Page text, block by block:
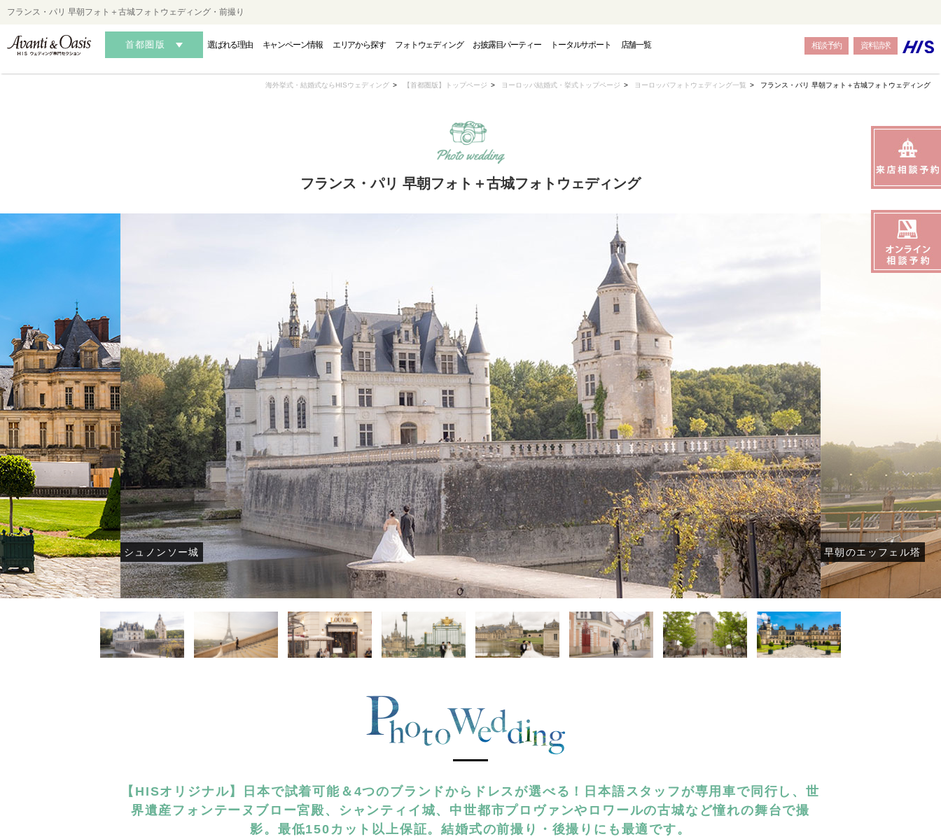
フランス・パリ 早朝フォト＋古城フォトウェディング・前撮り
首都圏版 選ばれる理由 キャンペーン情報
CAMPAIGN
-ハワイ結婚式・挙式- -沖縄結婚式・挙式- -グアム結婚式・挙式- -ヨーロッパ結婚式・挙式-
-オーストラリア・ニュージーラン
MALDIVES・SOUTH PACIFIC
-モルディブ･南太平洋
結婚式・挙式-
AMERICA
-アメリカ・カリブ
結婚式・挙式-
OVERSEAS
-その他海外結婚式・挙式-
エリアから探す
AREA
-ハワイ結婚式・挙式- -沖縄結婚式・挙式- -グアム結婚式・挙式- -ヨーロッパ結婚式・挙式-
-オーストラリア・ニュージーラン
MALDIVES・SOUTH PACIFIC
-モルディブ･南太平洋
結婚式・挙式-
AMERICA
-アメリカ・カリブ
結婚式・挙式-
OVERSEAS
-その他海外結婚式・挙式-
フォトウェディング
PHOTO WEDDING
-ハワイフォトウェディング- -沖縄フォトウェディング- -グアムフォトウェディング- -ヨーロッパフォトウェディング-
-オーストラリア・ニュージーラン
MALDIVES・SOUTH PACIFIC
-モルディブ･南太平洋
フォトウェディング-
AMERICA
-アメリカ・カリブフォトウェディ
ング-
OVERSEAS
-その他海外フォトウェディング-
お披露目パーティー トータルサポート 店舗一覧 相談予約 資料請求
海外挙式・結婚式ならHISウェディング 【首都圏版】トップページ ヨーロッパ結婚式・挙式トップページ ヨーロッパフォトウェディング一覧 フランス・パリ 早朝フォト＋古城フォトウェディング
フランス・パリ 早朝フォト＋古城フォトウェディング
シュノンソー城 早朝のエッフェル塔
【HISオリジナル】日本で試着可能＆4つのブランドからドレスが選べる！日本語スタッフが専用車で同行し、世
界遺産フォンテーヌブロー宮殿、シャンティイ城、中世都市プロヴァンやロワールの古城など憧れの舞台で撮
影。最低150カット以上保証。結婚式の前撮り・後撮りにも最適です。